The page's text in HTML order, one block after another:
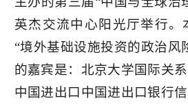
英杰交流中心阳光厅举行。
“境外基础设施投资的政治风
的嘉宾是：北京大学国际关
中国进出口中国进出口银行